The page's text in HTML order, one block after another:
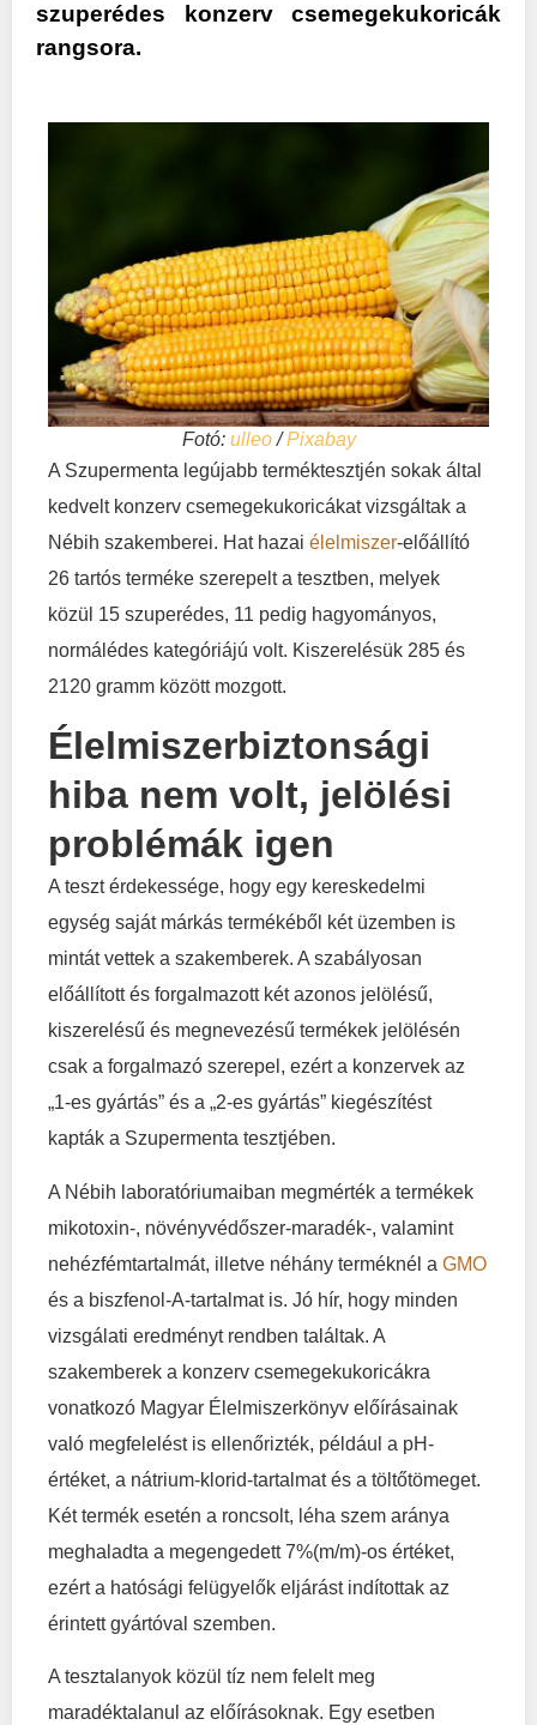
szuperédes konzerv csemegekukoricák
rangsora.
Fotó: ulleo/Pixabay
A Szupermenta legújabb terméktesztjén sokak által
kedvelt konzerv csemegekukoricákat vizsgáltak a
Nébih szakemberei. Hat hazai élelmiszer-előállító
26 tartós terméke szerepelt a tesztben, melyek
közül 15 szuperédes, 11 pedig hagyományos,
normálédes kategóriájú volt. Kiszerelésük 285 és
2120 gramm között mozgott.
Élelmiszerbiztonsági
hiba nem volt, jelölési
problémák igen
A teszt érdekessége, hogy egy kereskedelmi
egység saját márkás termékéből két üzemben is
mintát vettek a szakemberek. A szabályosan
előállított és forgalmazott két azonos jelölésű,
kiszerelésű és megnevezésű termékek jelölésén
csak a forgalmazó szerepel, ezért a konzervek az
„1-es gyártás” és a „2-es gyártás” kiegészítést
kapták a Szupermenta tesztjében.
A Nébih laboratóriumaiban megmérték a termékek
mikotoxin-, növényvédőszer-maradék-, valamint
nehézfémtartalmát, illetve néhány terméknél a GMO
és a biszfenol-A-tartalmat is. Jó hír, hogy minden
vizsgálati eredményt rendben találtak. A
szakemberek a konzerv csemegekukoricákra
vonatkozó Magyar Élelmiszerkönyv előírásainak
való megfelelést is ellenőrizték, például a pH-
értéket, a nátrium-klorid-tartalmat és a töltőtömeget.
Két termék esetén a roncsolt, léha szem aránya
meghaladta a megengedett 7%(m/m)-os értéket,
ezért a hatósági felügyelők eljárást indítottak az
érintett gyártóval szemben.
A tesztalanyok közül tíz nem felelt meg
maradéktalanul az előírásoknak. Egy esetben